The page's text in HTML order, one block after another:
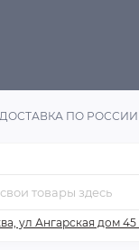
ДОСТАВКА ПО РОССИИ
ул Ангарская дом 45